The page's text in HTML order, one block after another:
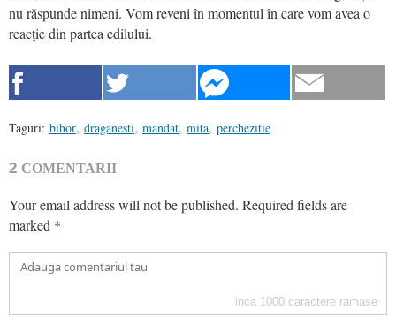
nu răspunde nimeni. Vom reveni în momentul în care vom avea o
reacție din partea edilului.
Taguri: bihor, draganesti, mandat, mita, perchezitie
2 COMENTARII
Your email address will not be published. Required fields are
marked *
inca 1000 caractere ramase